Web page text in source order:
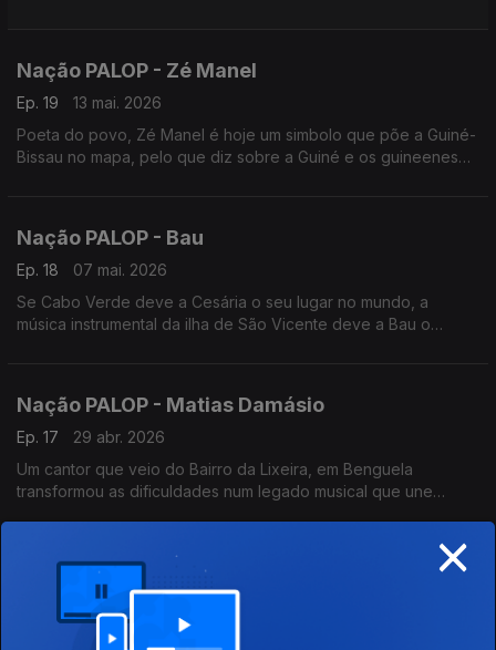
Nação PALOP - Zé Manel
Ep. 19
13 mai. 2026
Poeta do povo, Zé Manel é hoje um simbolo que põe a Guiné-
Bissau no mapa, pelo que diz sobre a Guiné e os guineeneses
Nação PALOP - Bau
Ep. 18
07 mai. 2026
Se Cabo Verde deve a Cesária o seu lugar no mundo, a
música instrumental da ilha de São Vicente deve a Bau o
Nação PALOP - Matias Damásio
Ep. 17
29 abr. 2026
Um cantor que veio do Bairro da Lixeira, em Benguela
transformou as dificuldades num legado musical que une
Nação PALOP - Ferro Gaita
23 abr. 2026
Se o Funaná é a Pulsação da Ilha do Santiago,os Ferro Gaita
×